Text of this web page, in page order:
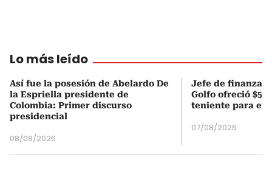
Lo más leído
Así fue la posesión de Abelardo De
la Espriella presidente de
Colombia: Primer discurso
presidencial
08/08/2026
Jefe de finanzas
Golfo ofreció
teniente para
07/08/2026